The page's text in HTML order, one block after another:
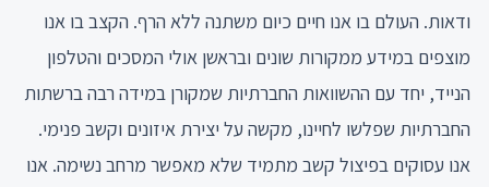
ודאות. העולם בו אנו חיים כיום משתנה ללא הרף. הקצב בו אנו
מוצפים במידע ממקורות שונים ובראשן אולי המסכים והטלפון
הנייד, יחד עם ההשוואות החברתיות שמקורן במידה רבה ברשתות
החברתיות שפלשו לחיינו, מקשה על יצירת איזונים וקשב פנימי.
אנו עסוקים בפיצול קשב מתמיד שלא מאפשר מרחב נשימה. אנו